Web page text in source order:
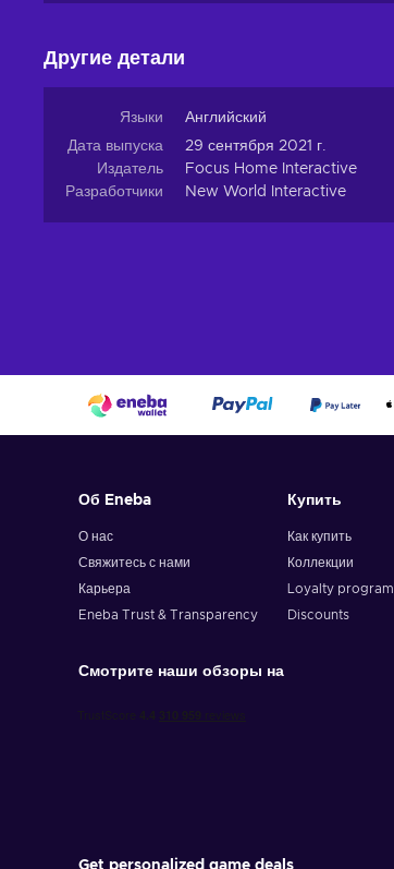
Другие детали
Языки
Английский
Дата выпуска
29 сентября 2021 г.
Издатель
Focus Home Interactive
Разработчики
New World Interactive
Об Eneba
О нас
Свяжитесь с нами
Карьера
Eneba Trust & Transparency
Купить
Как купить
Коллекции
Loyalty program
Discounts
Смотрите наши обзоры на
Get personalized game deals